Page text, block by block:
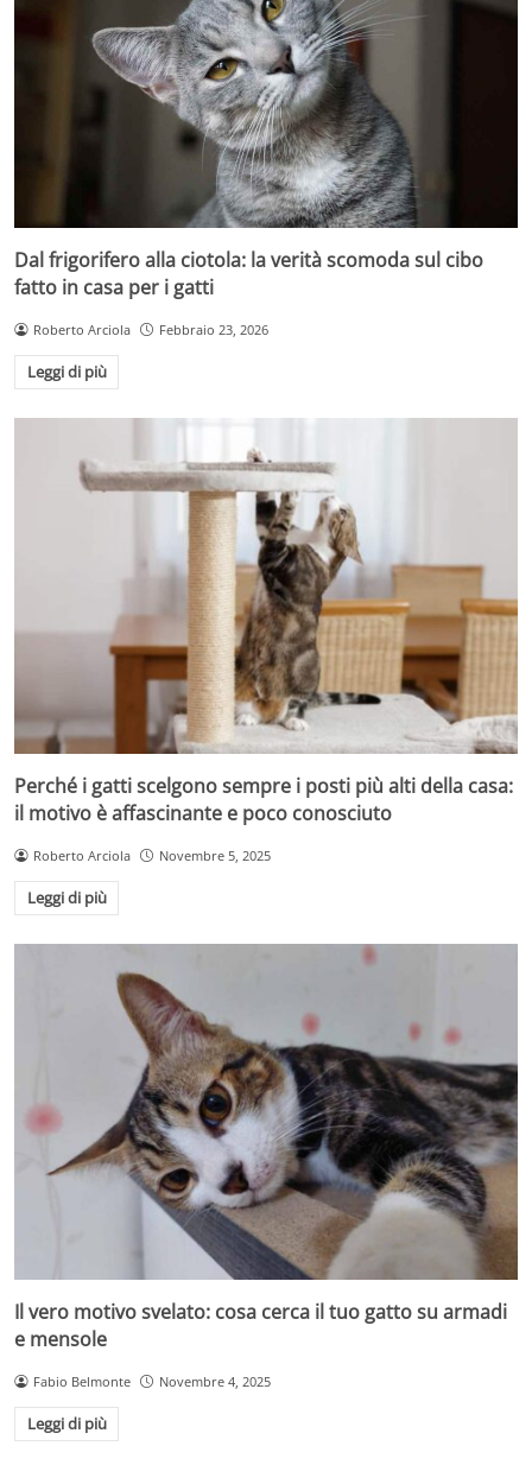
Dal frigorifero alla ciotola: la verità scomoda sul cibo
fatto in casa per i gatti
Roberto Arciola Febbraio 23, 2026
Leggi di più
Perché i gatti scelgono sempre i posti più alti della casa:
il motivo è affascinante e poco conosciuto
Roberto Arciola Novembre 5, 2025
Leggi di più
Il vero motivo svelato: cosa cerca il tuo gatto su armadi
e mensole
Fabio Belmonte Novembre 4, 2025
Leggi di più